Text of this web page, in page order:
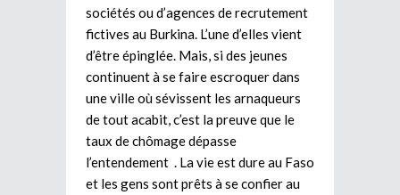
sociétés ou d’agences de recrutement
fictives au Burkina. L’une d’elles vient
d’être épinglée. Mais, si des jeunes
continuent à se faire escroquer dans
une ville où sévissent les arnaqueurs
de tout acabit, c’est la preuve que le
taux de chômage dépasse
l’entendement . La vie est dure au Faso
et les gens sont prêts à se confier au